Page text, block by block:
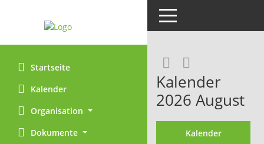
Startseite
Kalender
Organisation
Dokumente
Toggle navigation
Kalender
2026 August
Kalender